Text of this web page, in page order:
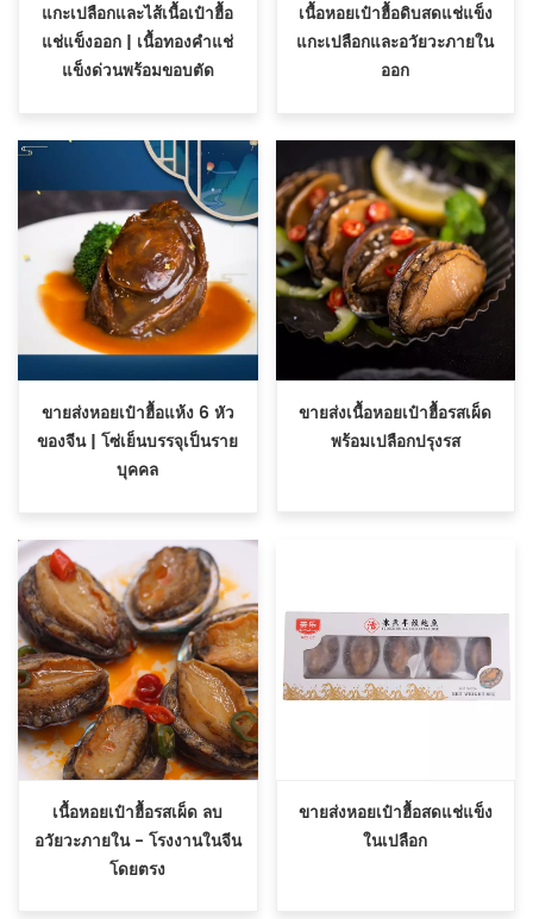
แกะเปลือกและไส้เนื้อเป๋าฮื้อ
แช่แข็งออก | เนื้อทองคำแช่
แข็งด่วนพร้อมขอบตัด
เนื้อหอยเป๋าฮื้อดิบสดแช่แข็ง
แกะเปลือกและอวัยวะภายใน
ออก
ขายส่งหอยเป๋าฮื้อแห้ง 6 หัว
ของจีน | โซ่เย็นบรรจุเป็นราย
บุคคล
ขายส่งเนื้อหอยเป๋าฮื้อรสเผ็ด
พร้อมเปลือกปรุงรส
เนื้อหอยเป๋าฮื้อรสเผ็ด ลบ
อวัยวะภายใน - โรงงานในจีน
โดยตรง
ขายส่งหอยเป๋าฮื้อสดแช่แข็ง
ในเปลือก